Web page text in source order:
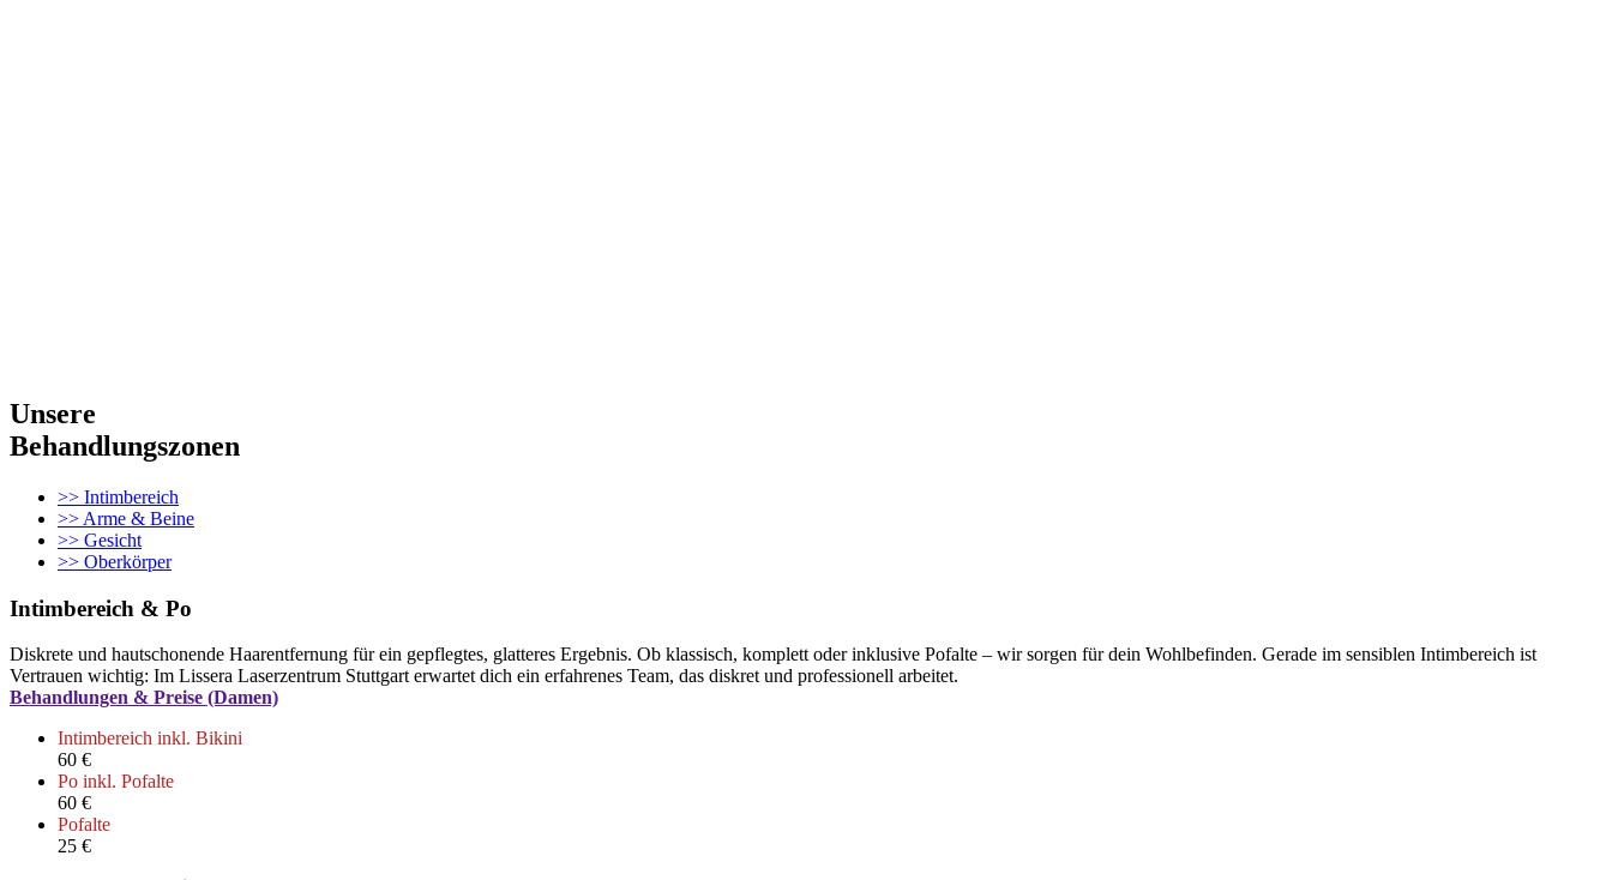
Unsere
Behandlungszonen
>> Intimbereich
>> Arme & Beine
>> Gesicht
>> Oberkörper
Intimbereich & Po
Diskrete und hautschonende Haarentfernung für ein gepflegtes, glatteres Ergebnis. Ob klassisch, komplett oder inklusive Pofalte – wir sorgen für dein Wohlbefinden. Gerade im sensiblen Intimbereich ist
Vertrauen wichtig: Im Lissera Laserzentrum Stuttgart erwartet dich ein erfahrenes Team, das diskret und professionell arbeitet.
Behandlungen & Preise (Damen)
Intimbereich inkl. Bikini
60 €
Po inkl. Pofalte
60 €
Pofalte
25 €